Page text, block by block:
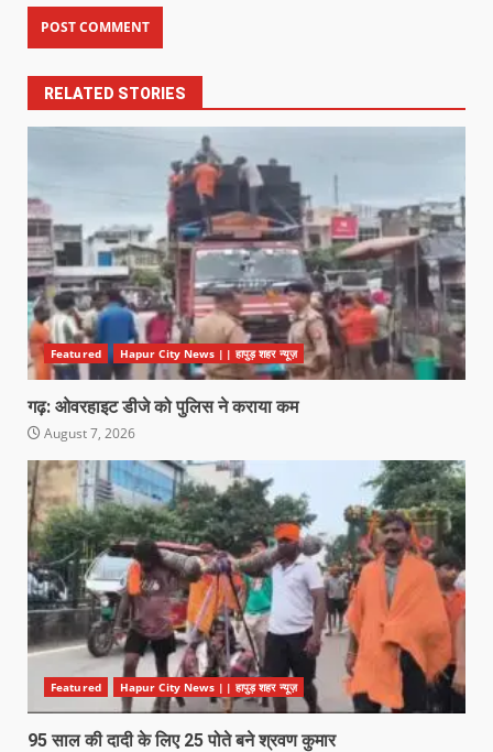
RELATED STORIES
Featured Hapur City News || हापुड़ शहर न्यूज़
गढ़: ओवरहाइट डीजे को पुलिस ने कराया कम
August 7, 2026
Featured Hapur City News || हापुड़ शहर न्यूज़
95 साल की दादी के लिए 25 पोते बने श्रवण कुमार